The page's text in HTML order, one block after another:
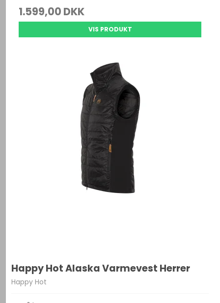
1.599,00 DKK
VIS PRODUKT
Happy Hot Alaska Varmevest Herrer
Happy Hot